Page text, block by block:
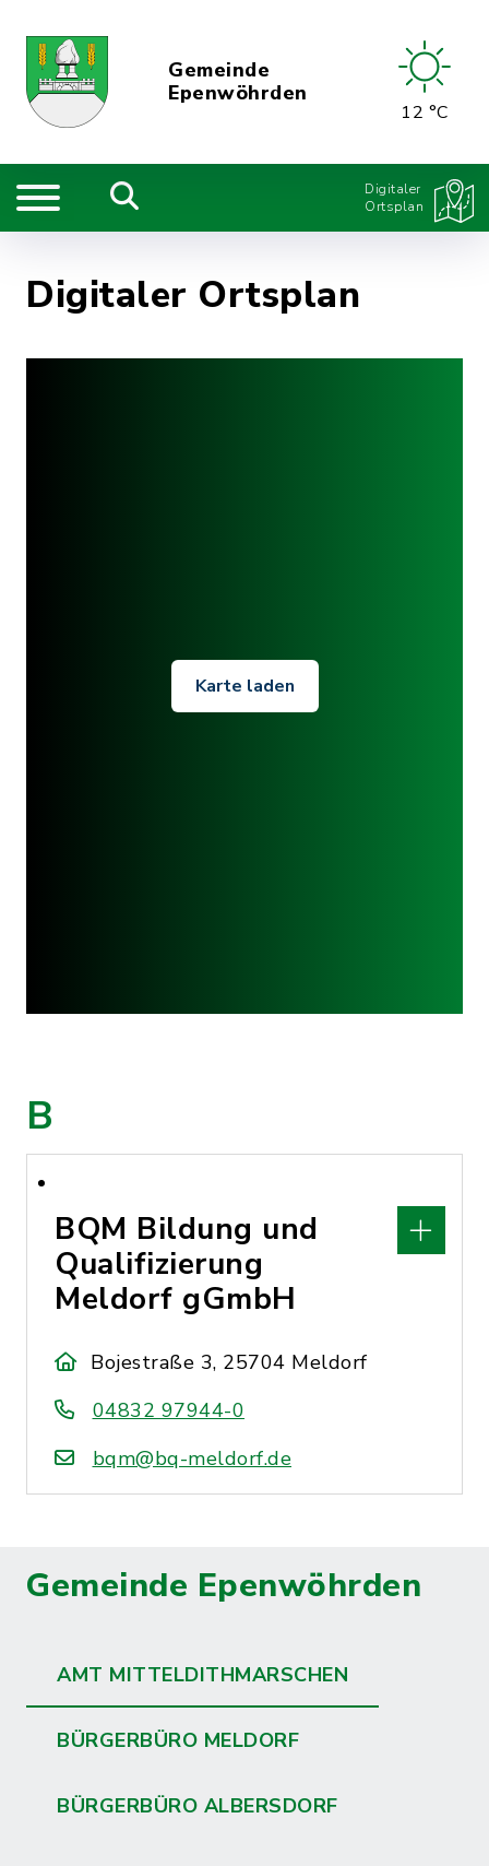
Gemeinde
Epenwöhrden
12 °C
Digitaler
Ortsplan
Digitaler Ortsplan
Karte laden
B
BQM Bildung und
Qualifizierung
Meldorf gGmbH
Bojestraße 3, 25704 Meldorf
04832 97944-0
bqm@bq-meldorf.de
Gemeinde Epenwöhrden
AMT MITTELDITHMARSCHEN
BÜRGERBÜRO MELDORF
BÜRGERBÜRO ALBERSDORF